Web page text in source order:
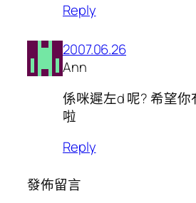
Reply
2007.06.26
Ann
係咪遲左d 呢? 希望
啦
Reply
發佈留言